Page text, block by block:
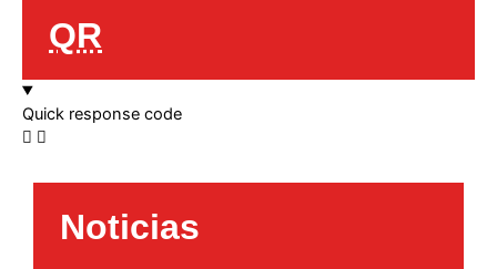
QR
Quick response code
Noticias